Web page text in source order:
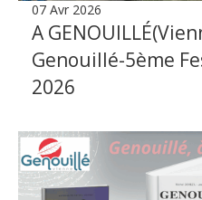
07 Avr 2026
A
Genouillé-5ème
2026